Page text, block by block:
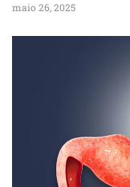
maio 26, 2025